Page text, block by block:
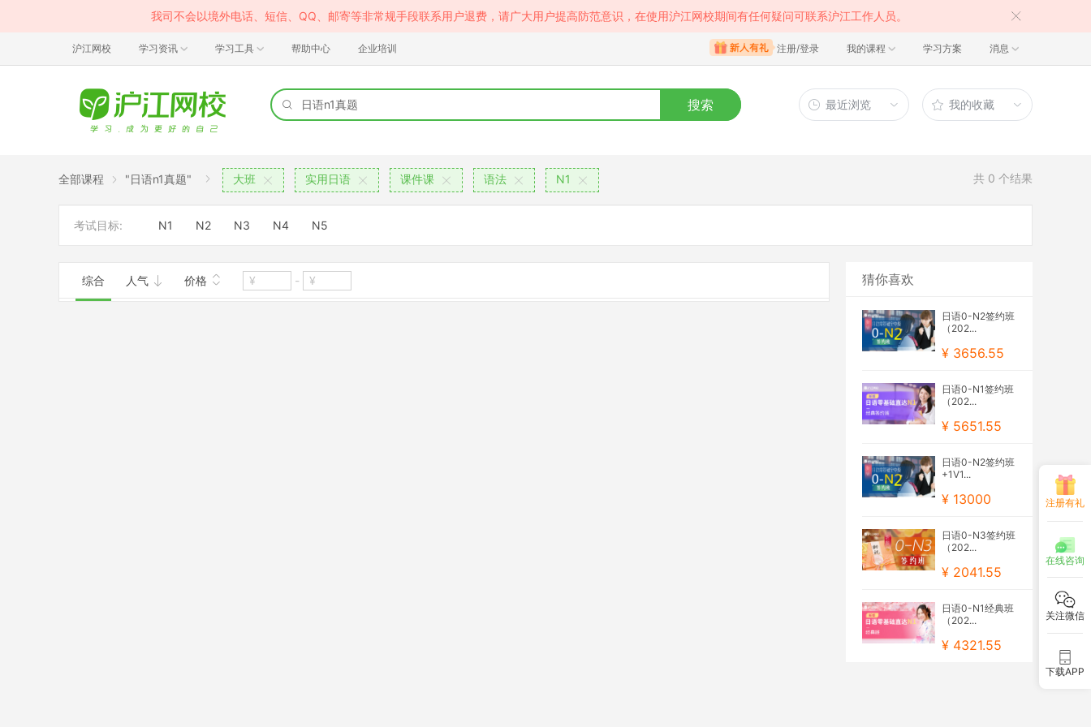
我司不会以境外电话、短信、QQ、邮寄等非常规手段联系用户退费，请广大用户提高防范意识，在使用沪江网校期间有任何疑问可联系沪江工作人员。
沪江网校 学习资讯 学习工具 帮助中心 企业培训 注册/登录 我的课程 学习方案 消息
搜索 最近浏览 我的收藏
全部课程 "日语n1真题" 大班 实用日语 课件课 语法 N1 共 0 个结果
考试目标: N1 N2 N3 N4 N5
综合 人气 价格 - 猜你喜欢
日语0-N2签约班
（202...
¥ 3656.55
日语0-N1签约班
（202...
¥ 5651.55
日语0-N2签约班
+1V1...
¥ 13000
日语0-N3签约班
（202...
¥ 2041.55
日语0-N1经典班
（202...
¥ 4321.55
注册有礼
在线咨询
关注微信
下载APP